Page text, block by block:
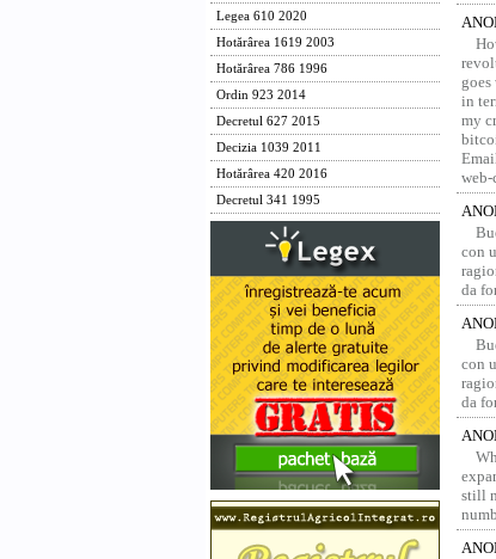
Legea 610 2020
Hotărârea 1619 2003
Hotărârea 786 1996
Ordin 923 2014
Decretul 627 2015
Decizia 1039 2011
Hotărârea 420 2016
Decretul 341 1995
in
my
con
da
con
da
still